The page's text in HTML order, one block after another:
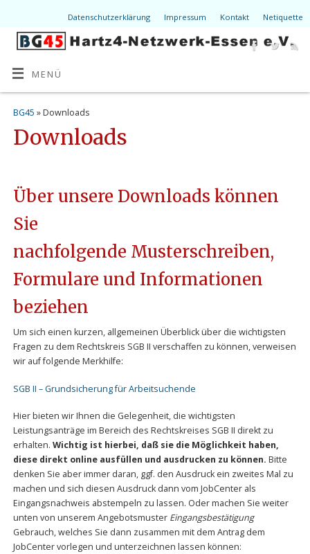
Datenschutzerklärung Impressum Kontakt Netiquette
MENÜ
BG45 » Downloads
Downloads
Über unsere Downloads können
Sie
nachfolgende Musterschreiben,
Formulare und Informationen
beziehen
Um sich einen kurzen, allgemeinen Überblick über die wichtigsten
Fragen zu dem Rechtskreis SGB II verschaffen zu können, verweisen
wir auf folgende Merkhilfe:
SGB II – Grundsicherung für Arbeitsuchende
Hier bieten wir Ihnen die Gelegenheit, die wichtigsten
Leistungsanträge im Bereich des Rechtskreises SGB II direkt zu
erhalten. Wichtig ist hierbei, daß sie die Möglichkeit haben,
diese direkt online ausfüllen und ausdrucken zu können. Bitte
denken Sie aber immer daran, ggf. den Ausdruck ein zweites Mal zu
machen und sich diesen Ausdruck dann vom JobCenter als
Eingangsnachweis abstempeln zu lassen. Oder machen Sie weiter
unten von unserem Angebotsmuster Eingangsbestätigung
Gebrauch, welches Sie dann zusammen mit dem Antrag dem
JobCenter vorlegen und unterzeichnen lassen können: